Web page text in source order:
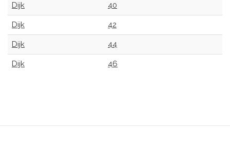
Dijk 40
Dijk 42
Dijk 44
Dijk 46